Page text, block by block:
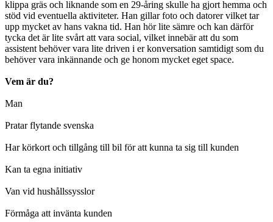
klippa gräs och liknande som en 29-åring skulle ha gjort hemma och
stöd vid eventuella aktiviteter. Han gillar foto och datorer vilket tar
upp mycket av hans vakna tid. Han hör lite sämre och kan därför
tycka det är lite svårt att vara social, vilket innebär att du som
assistent behöver vara lite driven i er konversation samtidigt som du
behöver vara inkännande och ge honom mycket eget space.
Vem är du?
Man
Pratar flytande svenska
Har körkort och tillgång till bil för att kunna ta sig till kunden
Kan ta egna initiativ
Van vid hushållssysslor
Förmåga att invänta kunden